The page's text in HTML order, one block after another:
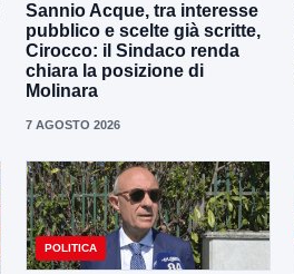
Sannio Acque, tra interesse
pubblico e scelte già scritte,
Cirocco: il Sindaco renda
chiara la posizione di
Molinara
7 AGOSTO 2026
POLITICA